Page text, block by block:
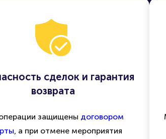
сделок и гарантия
возврата
защищены договором
, а при отмене мероприятия